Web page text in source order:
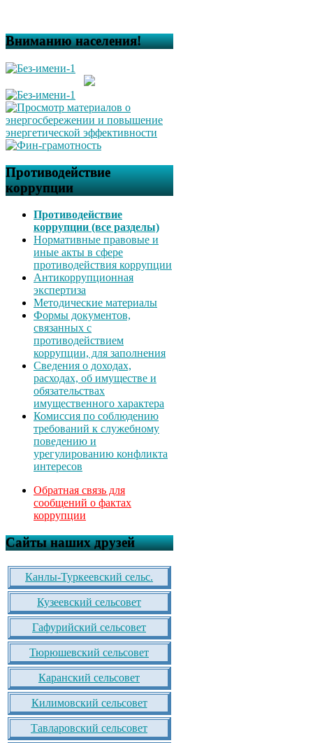
Вниманию населения!
Противодействие
коррупции
Противодействие
коррупции (все разделы)
Нормативные правовые и
иные акты в сфере
противодействия коррупции
Антикоррупционная
экспертиза
Методические материалы
Формы документов,
связанных с
противодействием
коррупции, для заполнения
Сведения о доходах,
расходах, об имуществе и
обязательствах
имущественного характера
Комиссия по соблюдению
требований к служебному
поведению и
урегулированию конфликта
интересов
Обратная связь для
сообщений о фактах
коррупции
Сайты наших друзей
Канлы-Туркеевский сельс.
Кузеевский сельсовет
Гафурийский сельсовет
Тюрюшевский сельсовет
Каранский сельсовет
Килимовский сельсовет
Тавларовский сельсовет